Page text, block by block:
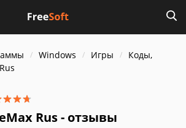
Windows Игры
Коды,
Rus - отзывы